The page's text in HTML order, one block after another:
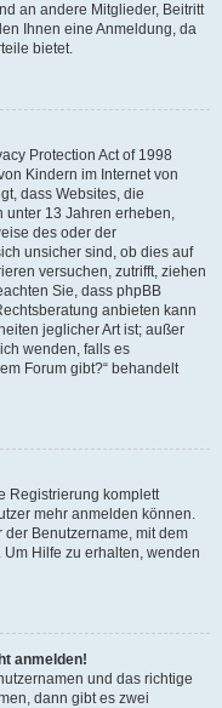
an andere Mitglieder, Beitritt
Ihnen eine Anmeldung, da
bietet.
Protection Act of 1998
Kindern im Internet von
dass Websites, die
unter 13 Jahren erheben,
des oder der
unsicher sind, ob dies auf
versuchen, zutrifft, ziehen
Sie, dass phpBB
anbieten kann
jeglicher Art ist; außer
wenden, falls es
Forum gibt?“ behandelt
Registrierung komplett
mehr anmelden können.
der Benutzername, mit dem
Hilfe zu erhalten, wenden
anmelden!
und das richtige
dann gibt es zwei